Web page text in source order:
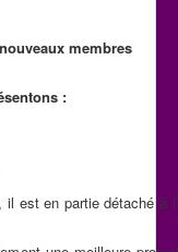
membres
:
est en partie détaché à